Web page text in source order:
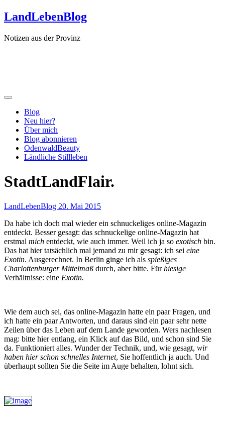
Zum
Inhalt
LandLebenBlog
Notizen aus der Provinz
Blog
Neu hier?
Über mich
Blog abonnieren
OdenwaldBeauty
Ländliche Stillleben
StadtLandFlair.
LandLebenBlog 20. Mai 2015
Da habe ich doch mal wieder ein schnuckeliges online-Magazin
entdeckt. Besser gesagt: das schnuckelige online-Magazin hat
erstmal mich entdeckt, wie auch immer. Weil ich ja so exotisch bin.
Das hat hier tatsächlich mal jemand zu mir gesagt: ich sei eine
Exotin. Ausgerechnet. In Berlin ginge ich als spießiges
Charlottenburger Mittelmaß durch, aber bitte. Fürhiesige
Verhältnisse: eine Exotin.
Wie dem auch sei, das online-Magazin hatte ein paar Fragen, und
ich hatte ein paar Antworten, und daraus sind ein paar sehr nette
Zeilen über das Leben auf dem Lande geworden. Wers nachlesen
mag: bitte hier entlang, ein Klick auf das Bild, und schon sind Sie
da. Funktioniert alles. Wunder der Technik, und, wie gesagt, wir
haben hier schon schnelles Internet, Sie hoffentlich ja auch. Und
überhaupt sollten Sie die Seite im Auge behalten, lohnt sich.